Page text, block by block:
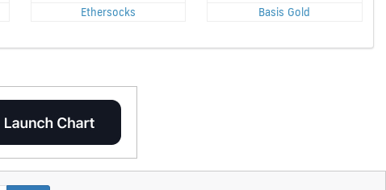
Ethersocks Basis Gold